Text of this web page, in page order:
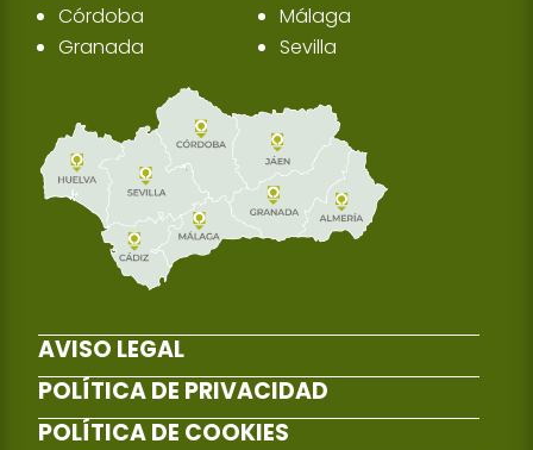
Córdoba
Granada
Málaga
Sevilla
AVISO LEGAL
POLÍTICA DE PRIVACIDAD
POLÍTICA DE COOKIES